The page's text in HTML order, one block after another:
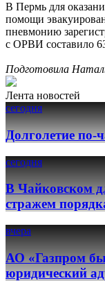
В Пермь для
помощи
пневмонию
с ОРВИ составило
Подготовила
Лента новостей
сегодня
Долголетие по-
сегодня
В Чайковском
стражем
вчера
АО «Газпром
юридический